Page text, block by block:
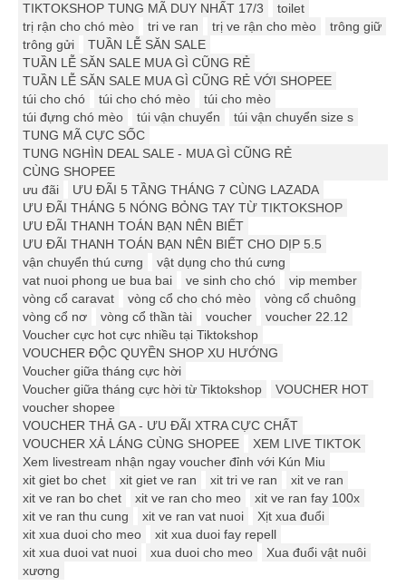
TIKTOKSHOP TUNG MÃ DUY NHẤT 17/3
toilet
trị rận cho chó mèo
tri ve ran trị ve rận cho mèo
trông giữ
trông gửi
TUẦN LỄ SĂN SALE
TUẦN LỄ SĂN SALE MUA GÌ CŨNG RẺ
TUẦN LỄ SĂN SALE MUA GÌ CŨNG RẺ VỚI SHOPEE
túi cho chó
túi cho chó mèo
túi cho mèo
túi đựng chó mèo
túi vận chuyển
túi vận chuyển size s
TUNG MÃ CỰC SỐC
TUNG NGHÌN DEAL SALE - MUA GÌ CŨNG RẺ
CÙNG SHOPEE
ưu đãi
ƯU ĐÃI 5 TẦNG THÁNG 7 CÙNG LAZADA
ƯU ĐÃI THÁNG 5 NÓNG BỎNG TAY TỪ TIKTOKSHOP
ƯU ĐÃI THANH TOÁN BẠN NÊN BIẾT
ƯU ĐÃI THANH TOÁN BẠN NÊN BIẾT CHO DỊP 5.5
vận chuyển thú cưng
vật dụng cho thú cưng
vat nuoi phong ue bua bai
ve sinh cho chó
vip member
vòng cổ caravat
vòng cổ cho chó mèo
vòng cổ chuông
vòng cổ nơ
vòng cổ thần tài voucher
voucher 22.12
Voucher cực hot cực nhiều tại Tiktokshop
VOUCHER ĐỘC QUYỀN SHOP XU HƯỚNG
Voucher giữa tháng cực hời
Voucher giữa tháng cực hời từ Tiktokshop
VOUCHER HOT
voucher shopee
VOUCHER THẢ GA - ƯU ĐÃI XTRA CỰC CHẤT
VOUCHER XẢ LÁNG CÙNG SHOPEE
XEM LIVE TIKTOK
Xem livestream nhận ngay voucher đỉnh với Kún Miu
xit giet bo chet
xit giet ve ran xit tri ve ran
xit ve ran
xit ve ran bo chet
xit ve ran cho meo
xit ve ran fay 100x
xit ve ran thu cung
xit ve ran vat nuoi
Xịt xua đuổi
xit xua duoi cho meo
xit xua duoi fay repell
xit xua duoi vat nuoi
xua duoi cho meo
Xua đuổi vật nuôi
xương